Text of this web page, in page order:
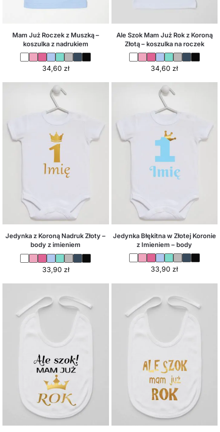
Mam Już Roczek z Muszką –
koszulka z nadrukiem
34,60 zł
Ale Szok Mam Już Rok z Koroną
Złotą – koszulka na roczek
34,60 zł
Jedynka z Koroną Nadruk Złoty –
body z imieniem
33,90 zł
Jedynka Błękitna w Złotej Koronie
z Imieniem – body
33,90 zł